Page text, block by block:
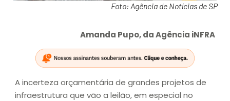
Foto: Agência de Notícias de SP
Amanda Pupo, da Agência iNFRA
A incerteza orçamentária de grandes projetos de
infraestrutura que vão a leilão, em especial no